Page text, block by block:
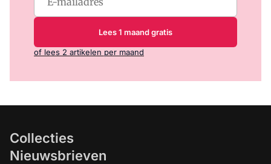
Lees 1 maand gratis
of lees 2 artikelen per maand
Collecties
Nieuwsbrieven